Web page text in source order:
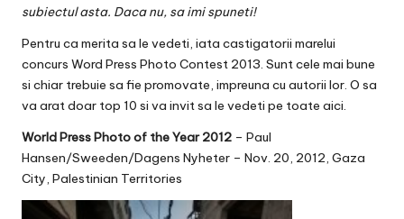
v
a
c
O
nl
in
e
subiectul asta. Daca nu, sa imi spuneti!
Pentru ca merita sa le vedeti, iata castigatorii marelui
concurs Word Press Photo Contest 2013. Sunt cele mai bune
si chiar trebuie sa fie promovate, impreuna cu autorii lor. O sa
va arat doar top 10 si va invit sa le vedeti pe toate aici.
World Press Photo of the Year 2012 – Paul
Hansen/Sweeden/Dagens Nyheter – Nov. 20, 2012, Gaza
City, Palestinian Territories